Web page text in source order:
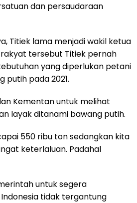
dan persaudaraan
Titiek lama menjadi wakil ketua
rakyat tersebut Titiek pernah
yang diperlukan petani
pada 2021.
Kementan untuk melihat
layak ditanami bawang putih.
550 ribu ton sedangkan kita
keterlaluan. Padahal
untuk segera
tidak tergantung